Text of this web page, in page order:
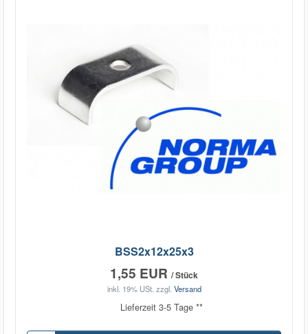
BSS2x12x25x3
1,55 EUR / Stück
inkl. 19% USt. zzgl. Versand
Lieferzeit 3-5 Tage **